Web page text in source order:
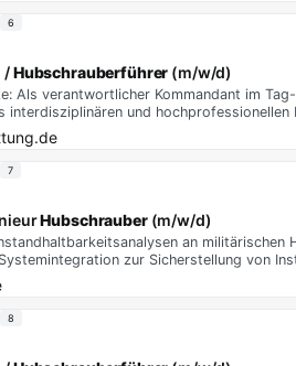
/Hubschrauberführer (m/w/d)
Als verantwortlicher Kommandant im
interdisziplinären und hochprofessionellen
6
Hubschrauber(m/w/d)
an
zur Sicherstellung von
7
8